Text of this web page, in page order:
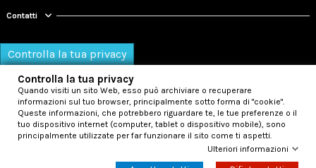
Contatti
Controlla la tua privacy
© 2026 - K2 srl - web master:
Controlla la tua privacy
Quando visiti un sito Web, esso può archiviare o recuperare
informazioni sul tuo browser, principalmente sotto forma di "cookie".
Queste informazioni, che potrebbero riguardare te, le tue preferenze o il
tuo dispositivo internet (computer, tablet o dispositivo mobile), sono
principalmente utilizzate per far funzionare il sito come ti aspetti.
Ulteriori informazioni